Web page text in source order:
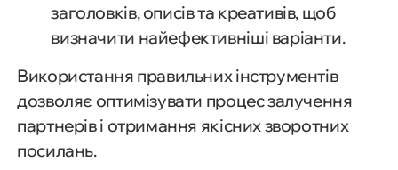
заголовків, описів та креативів, щоб
визначити найефективніші варіанти.
Використання правильних інструментів
дозволяє оптимізувати процес залучення
партнерів і отримання якісних зворотних
посилань.